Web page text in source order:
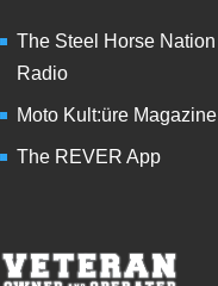
The Steel Horse Nation
Radio
Moto Kult:üre Magazine
The REVER App